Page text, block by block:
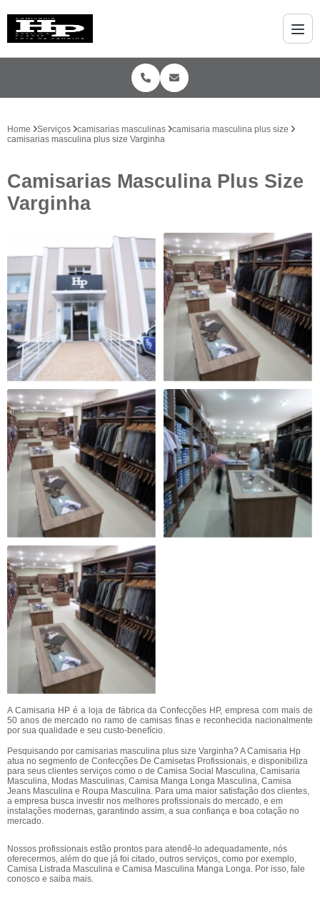
Home Serviços camisarias masculinas
camisaria masculina plus size
camisarias masculina plus size Varginha
Camisarias Masculina Plus Size
Varginha
A Camisaria HP é a loja de fábrica da Confecções HP, empresa com mais de
50 anos de mercado no ramo de camisas finas e reconhecida nacionalmente
por sua qualidade e seu custo-benefício.
Pesquisando por camisarias masculina plus size Varginha? A Camisaria Hp
atua no segmento de Confecções De Camisetas Profissionais, e disponibiliza
para seus clientes serviços como o de Camisa Social Masculina, Camisaria
Masculina, Modas Masculinas, Camisa Manga Longa Masculina, Camisa
Jeans Masculina e Roupa Masculina. Para uma maior satisfação dos clientes,
a empresa busca investir nos melhores profissionais do mercado, e em
instalações modernas, garantindo assim, a sua confiança e boa cotação no
mercado.
Nossos profissionais estão prontos para atendê-lo adequadamente, nós
oferecermos, além do que já foi citado, outros serviços, como por exemplo,
Camisa Listrada Masculina e Camisa Masculina Manga Longa. Por isso, fale
conosco e saiba mais.